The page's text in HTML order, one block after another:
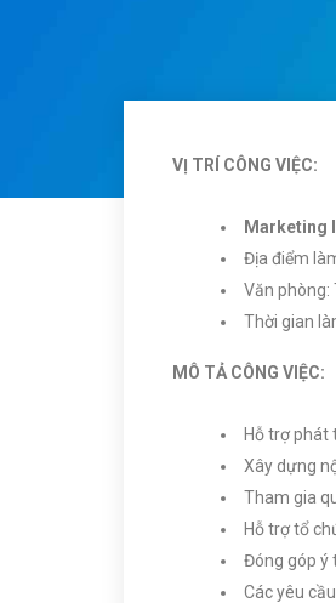
VỊ TRÍ CÔNG VIỆC:
Marketing
Địa điểm
Văn phòng:
Thời gian
MÔ TẢ CÔNG VIỆC:
Hỗ trợ phát
Xây dựng
Tham gia
Hỗ trợ tổ
Đóng góp ý
Các yêu